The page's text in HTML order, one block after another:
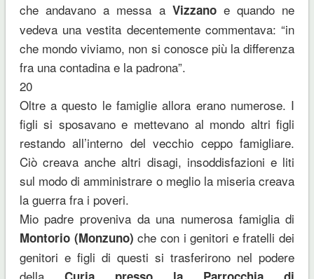
che andavano a messa a Vizzanoe quando ne
vedeva una vestita decentemente commentava: “in
che mondo viviamo, non si conosce più la differenza
fra una contadina e la padrona”.
20
Oltre a questo le famiglie allora erano numerose. I
figli si sposavano e mettevano al mondo altri figli
restando all’interno del vecchio ceppo famigliare.
Ciò creava anche altri disagi, insoddisfazioni e liti
sul modo di amministrare o meglio la miseria creava
la guerra fra i poveri.
Mio padre proveniva da una numerosa famiglia di
Montorio (Monzuno) che con i genitori e fratelli dei
genitori e figli di questi si trasferirono nel podere